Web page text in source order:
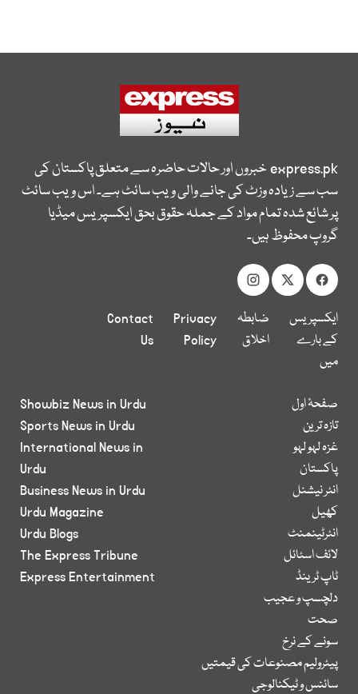
express.pkخبروں اور حالات حاضرہ سے متعلق پاکستان کی
سب سے زیادہ وزٹ کی جانے والی ویب سائٹ ہے۔ اس ویب سائٹ
پر شائع شدہ تمام مواد کے جملہ حقوق بحق ایکسپریس میڈیا
گروپ محفوظ ہیں۔
ایکسپریس
کے بارے
میں
ضابطہ
اخلاق
Privacy
Policy
Contact
Us
صفحۂ اول
تازہ ترین
غزہ لہو لہو
پاکستان
انٹر نیشنل
کھیل
انٹرٹینمنٹ
لائف اسٹائل
ٹاپ ٹرینڈ
دلچسپ و عجیب
صحت
سونے کے نرخ
پیٹرولیم مصنوعات کی قیمتیں
سائنس و ٹیکنالوجی
Showbiz News in Urdu
Sports News in Urdu
International News in
Urdu
Business News in Urdu
Urdu Magazine
Urdu Blogs
The Express Tribune
Express Entertainment